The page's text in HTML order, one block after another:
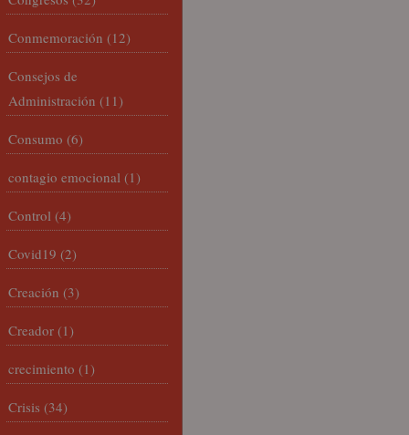
Conmemoración (12)
Consejos de
Administración (11)
Consumo (6)
contagio emocional (1)
Control (4)
Covid19 (2)
Creación (3)
Creador (1)
crecimiento (1)
Crisis (34)